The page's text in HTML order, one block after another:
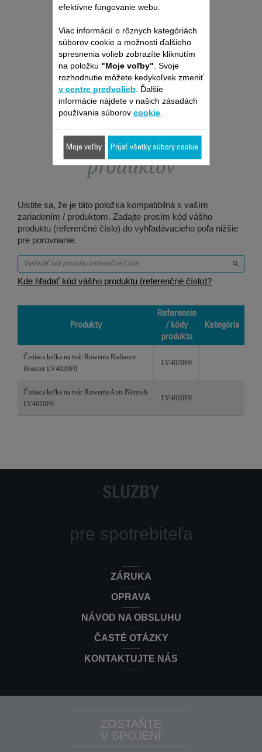
12,00 €
Kúpiť
Je vhodné pre 2
produktov
Uistite sa, že je táto položka kompatibilná s vaším
zariadením / produktom. Zadajte prosím kód vášho
produktu (referenčné číslo) do vyhľadávacieho poľa nižšie
pre porovnanie.
Kde hľadať kód vášho produktu (referenčné číslo)?
Produkty
Referencie
/ kódy
produktu
Kategória
/ kódy
Čistiaca kefka na tvár Rowenta Radiance
Booster LV4020F0
LV4020F0
Čistiaca kefka na tvár Rowenta Anti-Blemish
LV4010F0
LV4010F0
SLUŽBY
pre spotrebiteľa
ZÁRUKA
OPRAVA
NÁVOD NA OBSLUHU
ČASTÉ OTÁZKY
KONTAKTUJTE NÁS
ZOSTAŇTE
V SPOJENÍ
efektívne fungovanie webu.
Viac informácií o rôznych kategóriách
súborov cookie a možnosti ďalšieho
spresnenia volieb zobrazíte kliknutím
na položku "Moje voľby" . Svoje
rozhodnutie môžete kedykoľvek zmeniť
v centre predvolieb . Ďalšie
informácie nájdete v našich zásadách
používania súborov cookie.
Moje voľby Prijať všetky súbory cookie